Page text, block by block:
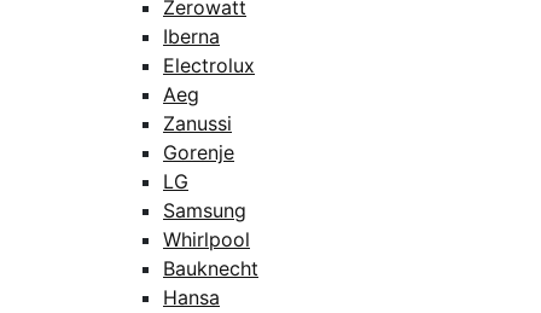
Zerowatt
Iberna
Electrolux
Aeg
Zanussi
Gorenje
LG
Samsung
Whirlpool
Bauknecht
Hansa